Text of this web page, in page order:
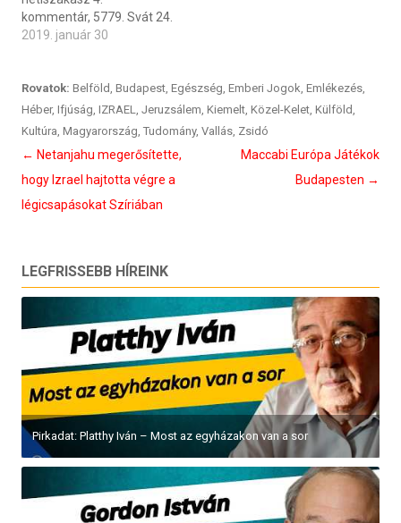
kommentár, 5779. Svát 24.
2019. január 30
Rovatok: Belföld Budapest Egészség Emberi Jogok Emlékezés
Héber, Ifjúság IZRAEL Jeruzsálem Kiemelt Közel-Kelet Külföld
Kultúra Magyarország Tudomány, Vallás Zsidó
Bejegyzés
navigáció
← Netanjahu megerősítette,
hogy Izrael hajtotta végre a
légicsapásokat Szíriában
Maccabi Európa Játékok
Budapesten →
LEGFRISSEBB HÍREINK
Pirkadat: Platthy Iván – Most az egyházakon van a sor